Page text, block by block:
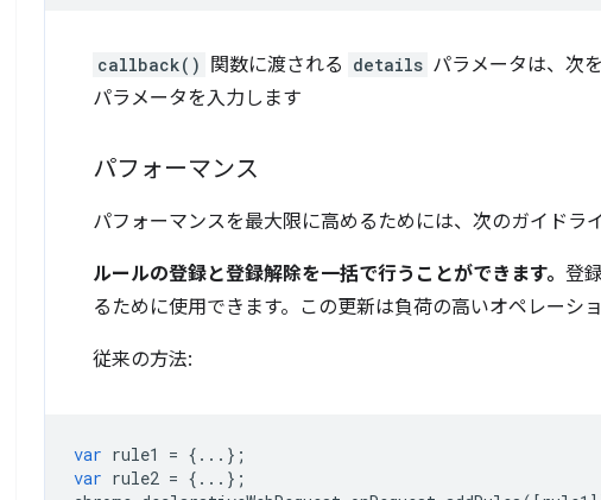
callback() 関数に渡される details パラメータは、次
パラメータを入力します
パフォーマンス
パフォーマンスを最大限に高めるためには、次のガイドラ
ルールの登録と登録解除を一括で行うことができます。 登
るために使用できます。この更新は負荷の高いオペレーショ
従来の方法:
var rule1 = {...};
var rule2 = {...};